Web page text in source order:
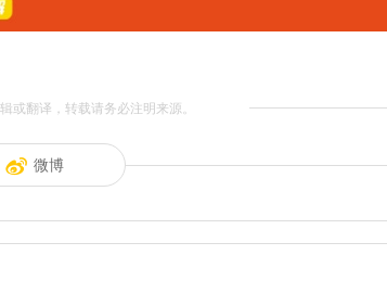
或翻译，转载请务必注明来源。
微博